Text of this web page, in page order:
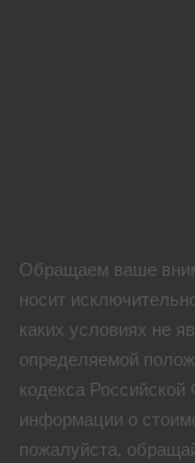
Обращаем ваше
носит
каких условиях не
определяемой
кодекса
информации о
пожалуйста,